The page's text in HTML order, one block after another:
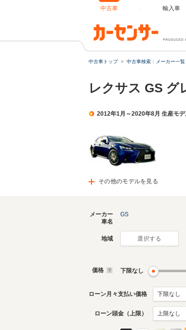
中古車 輸入車
中古車トップ 中古車検索：メーカー一覧
レクサス GS グ
2012年1月～2020年8月 生産モデ
その他のモデルを見る
生産モデル
GSのカタログを見る
メーカー
車名
GS
地域 選択する
価格 下限なし
ローン月々支払い価格
ローン頭金（上限）